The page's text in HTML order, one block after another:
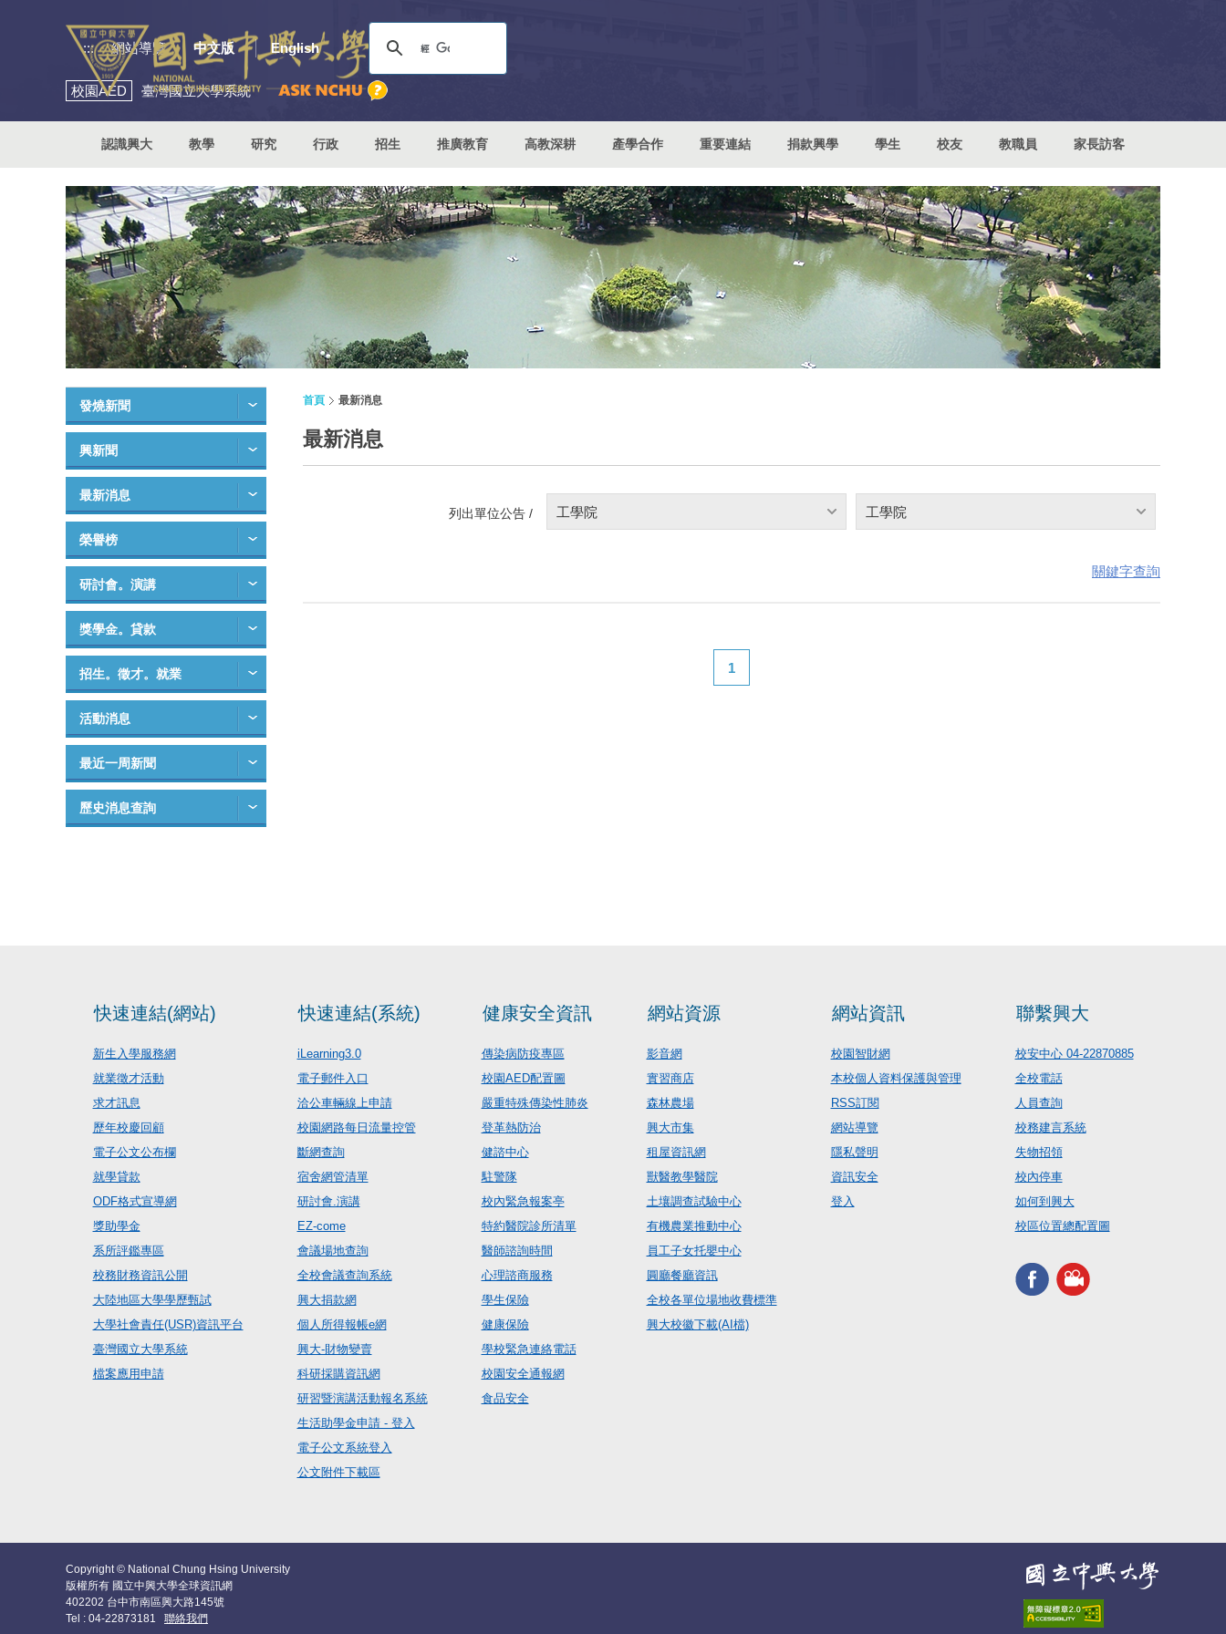
::: 網站導覽 中文版 English
校園AED 臺灣國立大學系統
認識興大 教學 研究 行政 招生 推廣教育 高教深耕 產學合作 重要連結 捐款興學 學生 校友 教職員 家長訪客
發燒新聞
興新聞
最新消息
榮譽榜
研討會。演講
獎學金。貸款
招生。徵才。就業
活動消息
最近一周新聞
歷史消息查詢
首頁 最新消息
最新消息
列出單位公告 / 工學院 工學院
關鍵字查詢
1
快速連結(網站)
新生入學服務網
就業徵才活動
求才訊息
歷年校慶回顧
電子公文公布欄
就學貸款
ODF格式宣導網
獎助學金
系所評鑑專區
校務財務資訊公開
大陸地區大學學歷甄試
大學社會責任(USR)資訊平台
臺灣國立大學系統
檔案應用申請
快速連結(系統)
iLearning3.0
電子郵件入口
洽公車輛線上申請
校園網路每日流量控管
斷網查詢
宿舍網管清單
研討會.演講
EZ-come
會議場地查詢
全校會議查詢系統
興大捐款網
個人所得報帳e網
興大-財物變賣
科研採購資訊網
研習暨演講活動報名系統
生活助學金申請 - 登入
電子公文系統登入
公文附件下載區
健康安全資訊
傳染病防疫專區
校園AED配置圖
嚴重特殊傳染性肺炎
登革熱防治
健諮中心
駐警隊
校內緊急報案亭
特約醫院診所清單
醫師諮詢時間
心理諮商服務
學生保險
健康保險
學校緊急連絡電話
校園安全通報網
食品安全
網站資源
影音網
實習商店
森林農場
興大市集
租屋資訊網
獸醫教學醫院
土壤調查試驗中心
有機農業推動中心
員工子女托嬰中心
圓廳餐廳資訊
全校各單位場地收費標準
興大校徽下載(AI檔)
網站資訊
校園智財網
本校個人資料保護與管理
RSS訂閱
網站導覽
隱私聲明
資訊安全
登入
聯繫興大
校安中心 04-22870885
全校電話
人員查詢
校務建言系統
失物招領
校內停車
如何到興大
校區位置總配置圖
Copyright © National Chung Hsing University
版權所有 國立中興大學全球資訊網
402202 台中市南區興大路145號
Tel : 04-22873181 聯絡我們